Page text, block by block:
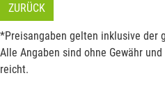
ZURÜCK
*Preisangaben gelten inklusive der
Alle Angaben sind ohne Gewähr
reicht.